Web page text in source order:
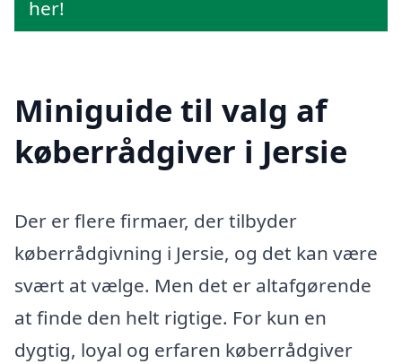
her!
Miniguide til valg af
køberrådgiver i Jersie
Der er flere firmaer, der tilbyder
køberrådgivning i Jersie, og det kan være
svært at vælge. Men det er altafgørende
at finde den helt rigtige. For kun en
dygtig, loyal og erfaren køberrådgiver